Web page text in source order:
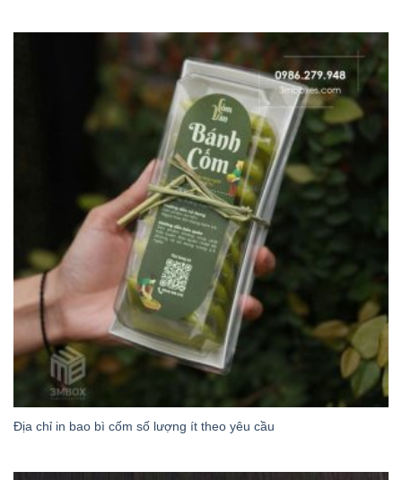
Địa chỉ in bao bì cốm số lượng ít theo yêu cầu